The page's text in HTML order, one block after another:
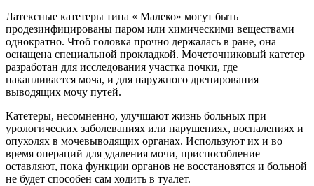
Латексные катетеры типа « Малеко» могут быть
продезинфицированы паром или химическими веществами
однократно. Чтоб головка прочно держалась в ране, она
оснащена специальной прокладкой. Мочеточниковый катетер
разработан для исследования участка почки, где
накапливается моча, и для наружного дренирования
выводящих мочу путей.
Катетеры, несомненно, улучшают жизнь больных при
урологических заболеваниях или нарушениях, воспалениях и
опухолях в мочевыводящих органах. Используют их и во
время операций для удаления мочи, приспособление
оставляют, пока функции органов не восстановятся и больной
не будет способен сам ходить в туалет.